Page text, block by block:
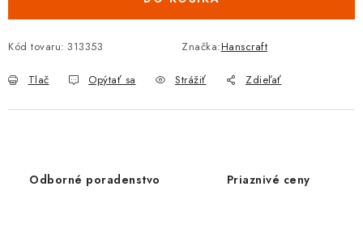
Kód tovaru: 313353 Značka:Hanscraft
Tlač Opýtať sa Strážiť Zdieľať
Odborné poradenstvo Priaznivé ceny